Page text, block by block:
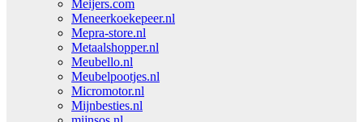
Meijers.com
Meneerkoekepeer.nl
Mepra-store.nl
Metaalshopper.nl
Meubello.nl
Meubelpootjes.nl
Micromotor.nl
Mijnbesties.nl